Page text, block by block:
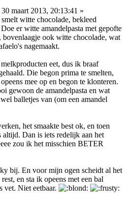
30 maart 2013, 20:13:41 »
witte chocolade, bekleed
er witte amandelpasta met gepofte
bovenlaagje ook witte chocolade, wat
nagemaakt.
eet, dus ik braaf
Die begon prima te smelten,
mee op en begon te klonteren.
gewoon de amandelpasta en wat
balletjes van (om een amandel
het smaakte best ok, en toen
Dan is iets redelijk aan het
zou ik het misschien BETER
bij. En voor mijn ogen scheidt al het
en sta ik opeens met een bal
vet. Niet eetbaar.